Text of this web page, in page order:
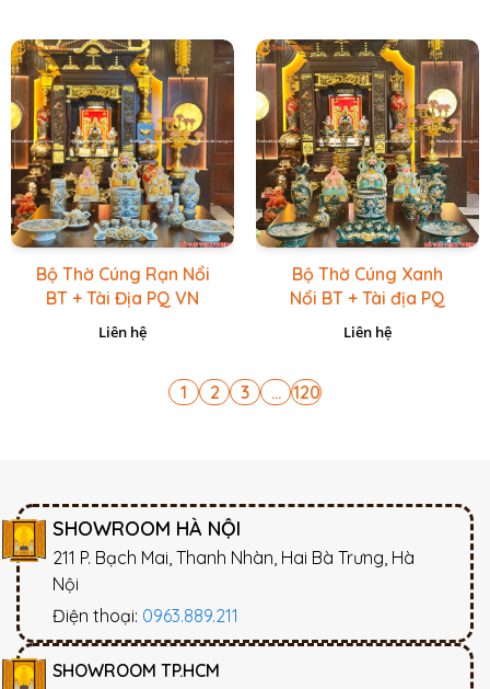
Bộ Thờ Cúng Rạn Nổi
BT + Tài Địa PQ VN
Vàng Caro
Liên hệ
Bộ Thờ Cúng Xanh
Nổi BT + Tài địa PQ
VN Xanh Lục
Liên hệ
1 2 3 ... 120
SHOWROOM HÀ NỘI
211 P. Bạch Mai, Thanh Nhàn, Hai Bà Trưng, Hà
Nội
Điện thoại: 0963.889.211
SHOWROOM TP.HCM